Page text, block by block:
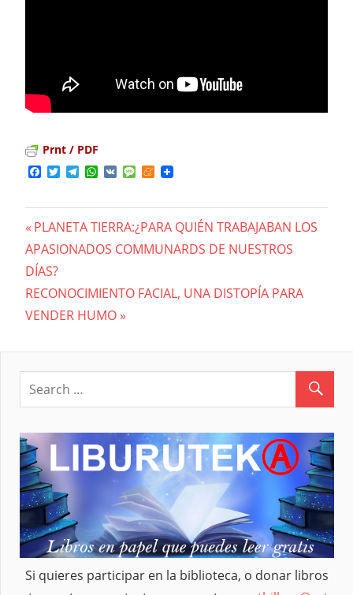
Prnt / PDF
Facebook
TwitterTelegram
WhatsApp
VK MessageMeneame
Navegación
de
entradas
Previous
Post:
PLANETA TIERRA:¿PARA QUIÉN TRABAJABAN LOS
APASIONADOS COMMUNARDS DE NUESTROS
DÍAS?
Next
Post:
RECONOCIMIENTO FACIAL, UNA DISTOPÍA PARA
VENDER HUMO
Si quieres participar en la biblioteca, o donar libros